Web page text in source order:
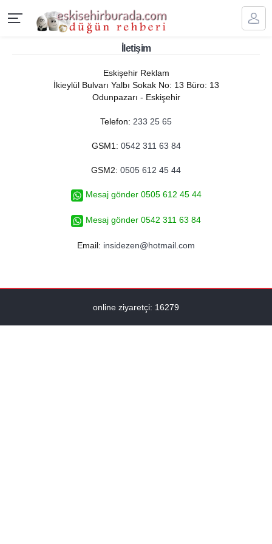
İletişim
Eskişehir Reklam
İkieylül Bulvarı Yalbı Sokak No: 13 Büro: 13
Odunpazarı - Eskişehir
Telefon: 233 25 65
GSM1: 0542 311 63 84
GSM2: 0505 612 45 44
Mesaj gönder 0505 612 45 44
Mesaj gönder 0542 311 63 84
Email: insidezen@hotmail.com
online ziyaretçi: 16279